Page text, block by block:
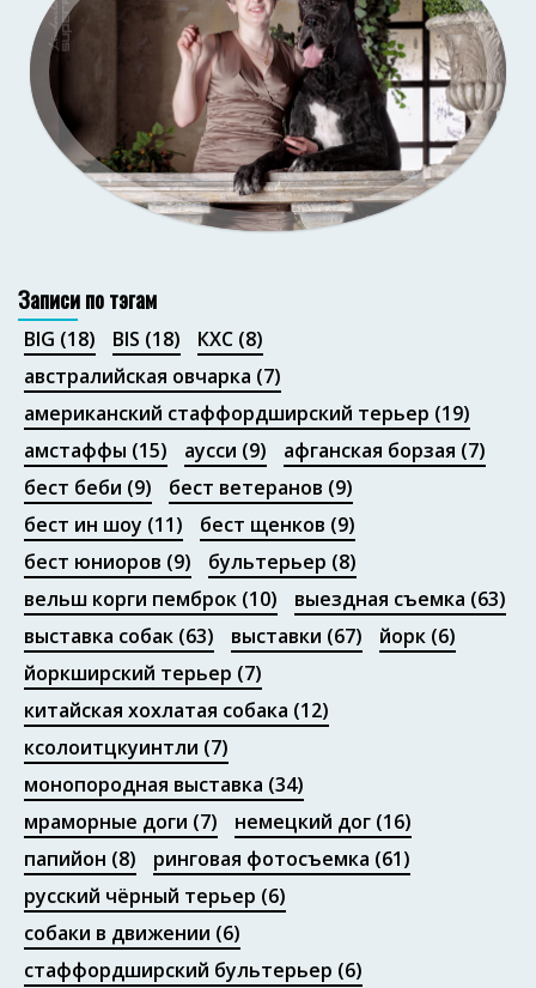
Записи по тэгам
BIG (18) BIS (18) КХС (8)
австралийская овчарка (7)
американский стаффордширский терьер (19)
амстаффы (15) аусси (9) афганская борзая (7)
бест беби (9) бест ветеранов (9)
бест ин шоу (11) бест щенков (9)
бест юниоров (9) бультерьер (8)
вельш корги пемброк (10) выездная съемка (63)
выставка собак (63) выставки (67) йорк (6)
йоркширский терьер (7)
китайская хохлатая собака (12)
ксолоитцкуинтли (7)
монопородная выставка (34)
мраморные доги (7) немецкий дог (16)
папийон (8) ринговая фотосъемка (61)
русский чёрный терьер (6)
собаки в движении (6)
стаффордширский бультерьер (6)